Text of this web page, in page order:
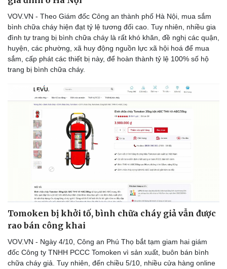
VOV.VN - Theo Giám đốc Công an thành phố Hà Nội, mua sắm
bình chữa cháy hiện đạt tỷ lệ tương đối cao. Tuy nhiên, nhiều gia
đình tự trang bị bình chữa cháy là rất khó khăn, đề nghị các quận,
huyện, các phường, xã huy động nguồn lực xã hội hoá để mua
sắm, cấp phát các thiết bị này, để hoàn thành tỷ lệ 100% số hộ
trang bị bình chữa cháy.
Tomoken bị khởi tố, bình chữa cháy giả vẫn được
rao bán công khai
VOV.VN - Ngày 4/10, Công an Phú Thọ bắt tạm giam hai giám
đốc Công ty TNHH PCCC Tomoken vì sản xuất, buôn bán bình
chữa cháy giả. Tuy nhiên, đến chiều 5/10, nhiều cửa hàng online